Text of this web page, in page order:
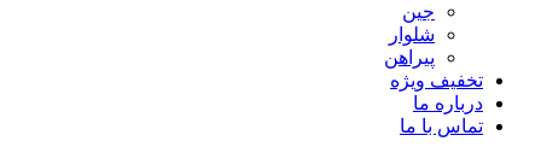
جین
شلوار
پیراهن
تخفیف ویژه
درباره ما
تماس با ما